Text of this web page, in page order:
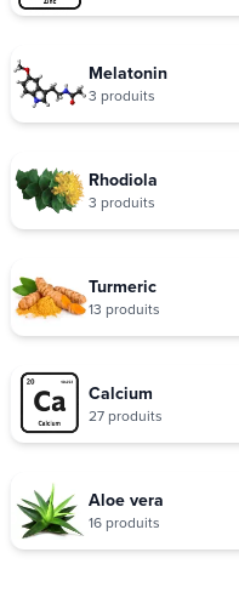
Melatonin
3 produits
Rhodiola
3 produits
Turmeric
13 produits
Calcium
27 produits
Aloe vera
16 produits